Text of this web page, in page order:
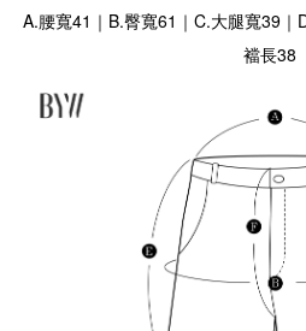
A.腰寬41｜B.臀寬61｜C.大腿寬39｜
襠長38